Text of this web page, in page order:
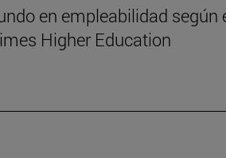
en empleabilidad según
Higher Education